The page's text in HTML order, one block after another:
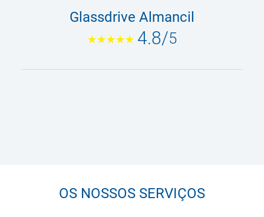
Glassdrive Almancil
4.8/5
OS NOSSOS SERVIÇOS